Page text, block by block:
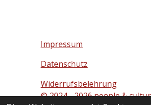
Impressum
Datenschutz
Widerrufsbelehrung
© 2024 - 2026 people &